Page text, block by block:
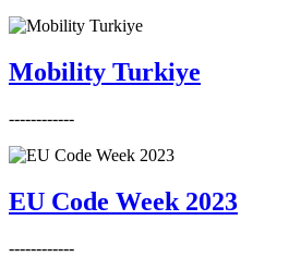
Mobility Turkiye
------------
EU Code Week 2023
------------